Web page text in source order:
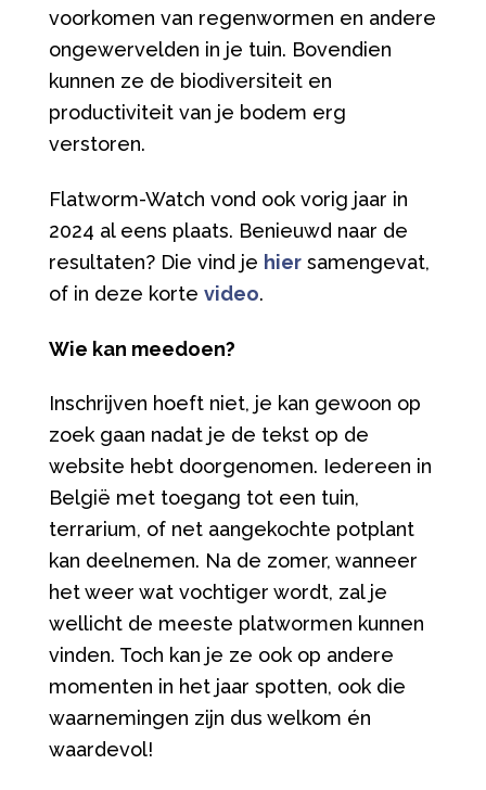
voorkomen van regenwormen en andere
ongewervelden in je tuin. Bovendien
kunnen ze de biodiversiteit en
productiviteit van je bodem erg
verstoren.
Flatworm-Watch vond ook vorig jaar in
2024 al eens plaats. Benieuwd naar de
resultaten? Die vind je hiersamengevat,
of in deze korte video.
Wie kan meedoen?
Inschrijven hoeft niet, je kan gewoon op
zoek gaan nadat je de tekst op de
website hebt doorgenomen. Iedereen in
België met toegang tot een tuin,
terrarium, of net aangekochte potplant
kan deelnemen. Na de zomer, wanneer
het weer wat vochtiger wordt, zal je
wellicht de meeste platwormen kunnen
vinden. Toch kan je ze ook op andere
momenten in het jaar spotten, ook die
waarnemingen zijn dus welkom én
waardevol!